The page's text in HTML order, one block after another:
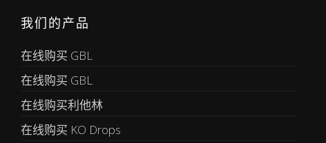
我们的产品
在线购买 GBL
在线购买 GBL
在线购买利他林
在线购买 KO Drops